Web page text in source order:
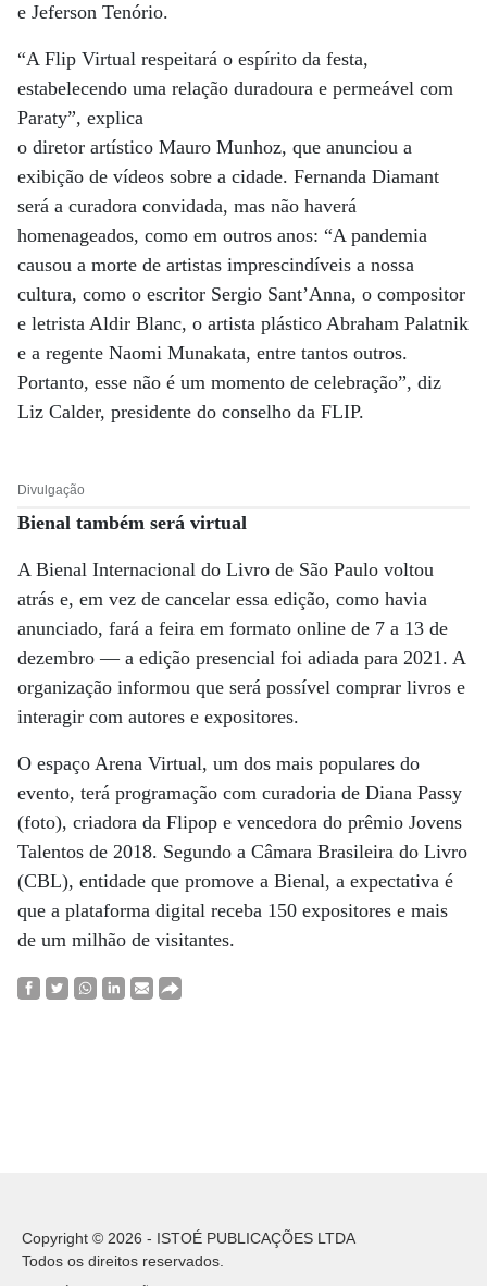
e Jeferson Tenório.
“A Flip Virtual respeitará o espírito da festa,
estabelecendo uma relação duradoura e permeável com
Paraty”, explica
o diretor artístico Mauro Munhoz, que anunciou a
exibição de vídeos sobre a cidade. Fernanda Diamant
será a curadora convidada, mas não haverá
homenageados, como em outros anos: “A pandemia
causou a morte de artistas imprescindíveis a nossa
cultura, como o escritor Sergio Sant’Anna, o compositor
e letrista Aldir Blanc, o artista plástico Abraham Palatnik
e a regente Naomi Munakata, entre tantos outros.
Portanto, esse não é um momento de celebração”, diz
Liz Calder, presidente do conselho da FLIP.
Divulgação
Bienal também será virtual
A Bienal Internacional do Livro de São Paulo voltou
atrás e, em vez de cancelar essa edição, como havia
anunciado, fará a feira em formato online de 7 a 13 de
dezembro — a edição presencial foi adiada para 2021. A
organização informou que será possível comprar livros e
interagir com autores e expositores.
O espaço Arena Virtual, um dos mais populares do
evento, terá programação com curadoria de Diana Passy
(foto), criadora da Flipop e vencedora do prêmio Jovens
Talentos de 2018. Segundo a Câmara Brasileira do Livro
(CBL), entidade que promove a Bienal, a expectativa é
que a plataforma digital receba 150 expositores e mais
de um milhão de visitantes.
Copyright © 2026 - ISTOÉ PUBLICAÇÕES LTDA
Todos os direitos reservados.